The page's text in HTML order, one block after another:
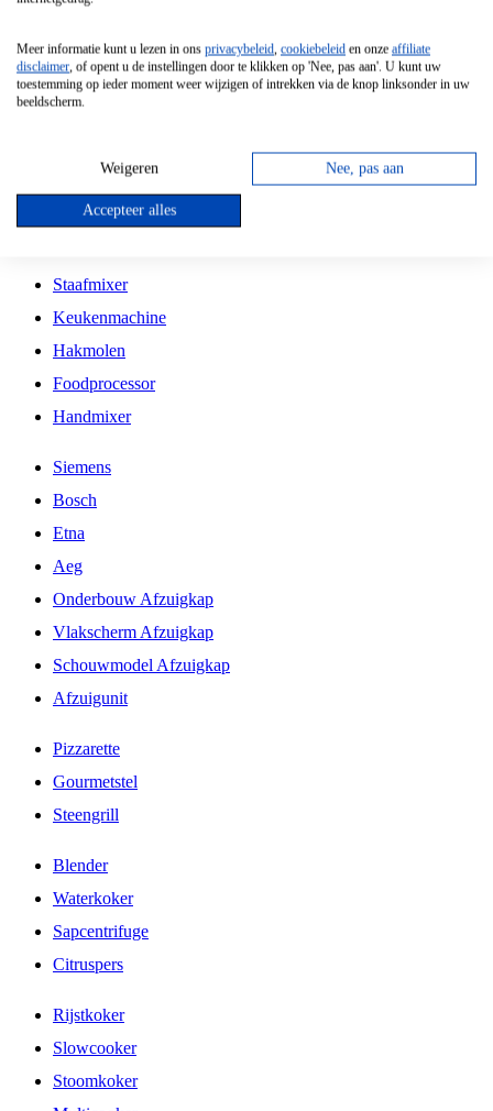
Vrijstaande Magnetron
Vrijstaande Kookplaat
Inbouw Gaskookplaat
Inbouw Keramische Kookplaat
Kookplaat Accessoires
Staafmixer
Keukenmachine
Hakmolen
Foodprocessor
Handmixer
Siemens
Bosch
Etna
Aeg
Onderbouw Afzuigkap
Vlakscherm Afzuigkap
Schouwmodel Afzuigkap
Afzuigunit
Pizzarette
Gourmetstel
Steengrill
Blender
Waterkoker
Sapcentrifuge
Citruspers
Rijstkoker
Slowcooker
Stoomkoker
Meer informatie kunt u lezen in ons privacybeleid, cookiebeleid en onze affiliate
disclaimer, of opent u de instellingen door te klikken op 'Nee, pas aan'. U kunt uw
toestemming op ieder moment weer wijzigen of intrekken via de knop linksonder in uw
beeldscherm.
Weigeren Nee, pas aan
Accepteer alles